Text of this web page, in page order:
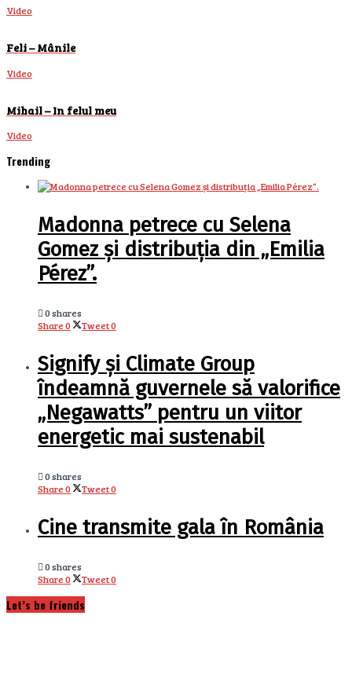
Video
Feli – Mânile
Video
Mihail – In felul meu
Video
Trending
Madonna petrece cu Selena
Gomez și distribuția din „Emilia
Pérez”.
0 shares
Share0 Tweet0
Signify și Climate Group
îndeamnă guvernele să valorifice
„Negawatts” pentru un viitor
energetic mai sustenabil
0 shares
Share0 Tweet0
Cine transmite gala în România
0 shares
Share0 Tweet0
Let’s be friends